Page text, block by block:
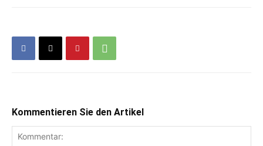
Kommentieren Sie den Artikel